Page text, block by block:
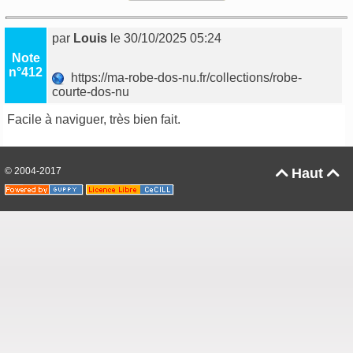
Note
n°412
par Louis le 30/10/2025 05:24
https://ma-robe-dos-nu.fr/collections/robe-
courte-dos-nu
Facile à naviguer, très bien fait.
Haut 
© 2004-2017